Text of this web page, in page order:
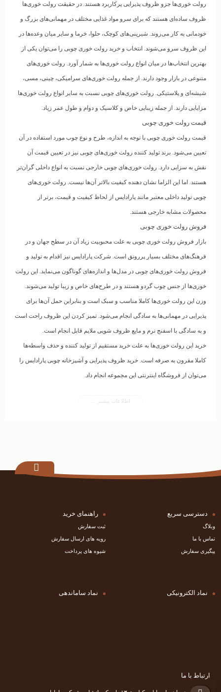
رولت خوری‌ها جزو ظروف پذیرایی پرکاربرد هستند. در حقیقت رولت خوری‌ها
ظروف ساده‌ای هستند که برای سرو مواد غذایی مختلف در مهمانی‌های بزرگ و
خودمانی به کار می‌روند. شیرینی‌های کوچک، حلوا، خرما و سایر میان وعده‌ها در
این ظروف سرو می‌شوند. انتخاب و خرید رولت خوری چوبی را می‌توان یکی از
بهترین انتخاب‌ها در میان انواع رولت خوری‌ها به شمار آورد. رولت‌ خوری‌های
متنوعی در بازار وجود دارند. از جمله رولت‌ خوری‌های سرامیکی، چینی، مسی،
شیشه‌ای و پلاستیکی. رولت خوری‌های چوبی نسبت به سایر انواع رولت خوری‌ها
مزایایی دارند. از جمله زیبایی خاص و کلاسیک و دوام و طول عمر زیاد.
قیمت رولت خوری چوبی
قیمت رولت خوری چوبی با توجه به اندازه، طرح و نوع چوب مورد استفاده در آن
تعیین می‌شود. برند تولید کننده رولت خوری‌های چوبی نیز در تعیین قیمت آن
نقش به سزایی دارد. رولت‌ خوری‌های چوبی خارجی نسبت به انواع داخلی گران‌تر
هستند. اما این الزاما نشان دهنده کیفیت بالاتر آن‌ها نیست. رولت خوری‌های
چوبی تولید داخلی معتبر مانند پارادایس از لحاظ کیفیت و قیمت، برتر از
محصولات مشابه خارجی هستند.
فروش رولت خوری چوبی
بازار فروش رولت خوری چوبی به علت محبوبیت زیاد آن در سطح جهان و در
فرهنگ‌های مختلف بسیار پررونق است. شرکت پارادایس نیز اقدام به تولید و
فروش رولت‌ خوری‌های چوبی در مدل‌ها و اندازه‌های گوناگون می‌‌نماید. این رولت
خوری‌ها از جنس چوب گردو هستند و در طرح‌های خاص و زیبا تولید می‌شوند.
وزن این رولت خوری‌ها کاملا مناسب و سبک است و بنابراین حمل آن‌ها برای
پذیرایی در مهمانی‌ها به سادگی انجام می‌شود. تمیز کردن این ظروف راحت است
و به سادگی با اسفنج نرم و مایع ظروف شویی ملایم قابل انجام است.
خرید این رولت خوری‌ها به علت خرید مستقیم از تولید کننده و حذف واسطه‌ها
کاملا مقرون به صرفه است. خرید ظروف پذیرایی و آشپزخانه چوبی پارادایس را
می‌توان از فروشگاه اینترنتی این مجموعه انجام داد.
اطلاعات بیشتر ...
دسترسی سریع
وبلاگ
تماس با ما
پیگیری سفارش
راهنمای خرید
ثبت سفارش
رویه های ارسال سفارش
شیوه های پرداخت
نماد الکترونیکی نماد ساماندهی
ارتباط با ما